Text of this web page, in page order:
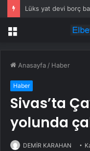
Lüks yat devi borç
Menü
Anasayfa / Haber
Haber
Sivas’ta
yolunda
DEMİR KARAHAN